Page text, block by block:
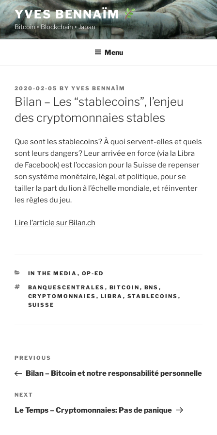
Skip
to
content
YVES BENNAÏM
Bitcoin ◦ Blockchain ◦ Japan
Menu
POSTED
ON
2020-02-05 BY YVES BENNAÏM
Bilan – Les “stablecoins”, l’enjeu
des cryptomonnaies stables
Que sont les stablecoins? À quoi servent-elles et quels
sont leurs dangers? Leur arrivée en force (via la Libra
de Facebook) est l’occasion pour la Suisse de repenser
son système monétaire, légal, et politique, pour se
tailler la part du lion à l’échelle mondiale, et réinventer
les règles du jeu.
Lire l’article sur Bilan.ch
CATEGORIES
IN THE MEDIA , OP-ED
TAGS
BANQUESCENTRALES , BITCOIN , BNS ,
CRYPTOMONNAIES , LIBRA , STABLECOINS ,
SUISSE
Previous
Post
PREVIOUS
Bilan – Bitcoin et notre responsabilité personnelle
Next
Post
NEXT
Le Temps – Cryptomonnaies: Pas de panique